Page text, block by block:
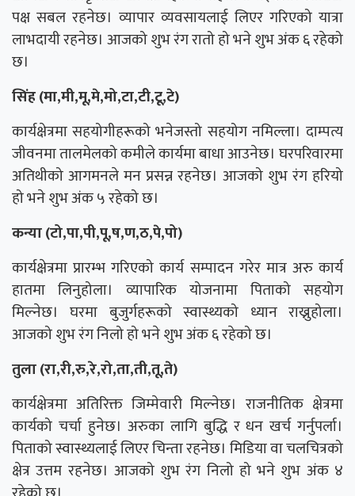
पक्ष सबल रहनेछ। व्यापार व्यवसायलाई लिएर गरिएको यात्रा
लाभदायी रहनेछ। आजको शुभ रंग रातो हो भने शुभ अंक ६ रहेको
छ।
सिंह (मा,मी,मू,मे,मो,टा,टी,टू,टे)
कार्यक्षेत्रमा सहयोगीहरूको भनेजस्तो सहयोग नमिल्ला। दाम्पत्य
जीवनमा तालमेलको कमीले कार्यमा बाधा आउनेछ। घरपरिवारमा
अतिथीको आगमनले मन प्रसन्न रहनेछ। आजको शुभ रंग हरियो
हो भने शुभ अंक ५ रहेको छ।
कन्या (टो,पा,पी,पू,ष,ण,ठ,पे,पो)
कार्यक्षेत्रमा प्रारम्भ गरिएको कार्य सम्पादन गरेर मात्र अरु कार्य
हातमा लिनुहोला। व्यापारिक योजनामा पिताको सहयोग
मिल्नेछ। घरमा बुजुर्गहरूको स्वास्थ्यको ध्यान राख्नुहोला।
आजको शुभ रंग निलो हो भने शुभ अंक ६ रहेको छ।
तुला (रा,री,रु,रे,रो,ता,ती,तू,ते)
कार्यक्षेत्रमा अतिरिक्त जिम्मेवारी मिल्नेछ। राजनीतिक क्षेत्रमा
कार्यको चर्चा हुनेछ। अरुका लागि बुद्धि र धन खर्च गर्नुपर्ला।
पिताको स्वास्थ्यलाई लिएर चिन्ता रहनेछ। मिडिया वा चलचित्रको
क्षेत्र उत्तम रहनेछ। आजको शुभ रंग निलो हो भने शुभ अंक ४